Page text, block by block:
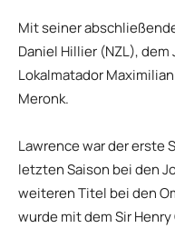
Mit seiner
Daniel Hillier (NZL), dem
Lokalmatador
Meronk.
Lawrence war der erste
letzten Saison bei den
weiteren Titel bei den
wurde mit dem Sir